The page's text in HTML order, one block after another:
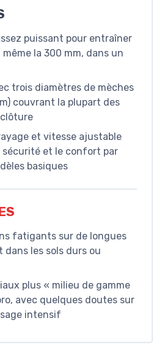
puissant pour entraîner
la 300 mm, dans un
trois diamètres de mèches
couvrant la plupart des
et vitesse ajustable
sécurité et le confort par
basiques
fatigants sur de longues
dans les sols durs ou
plus « milieu de gamme
avec quelques doutes sur
intensif